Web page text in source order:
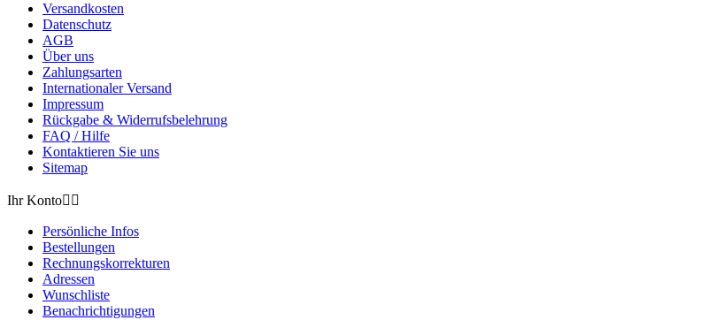
Versandkosten
Datenschutz
AGB
Über uns
Zahlungsarten
Internationaler Versand
Impressum
Rückgabe & Widerrufsbelehrung
FAQ / Hilfe
Kontaktieren Sie uns
Sitemap
Ihr Konto 
Persönliche Infos
Bestellungen
Rechnungskorrekturen
Adressen
Wunschliste
Benachrichtigungen